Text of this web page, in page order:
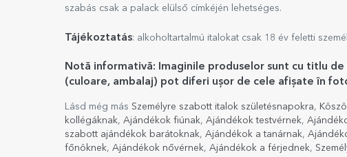
szabás csak a palack elülső címkéjén lehetséges.
Tájékoztatás: alkoholtartalmú italokat csak 18 év feletti
Notă informativă: Imaginile produselor sunt cu titlu
(culoare, ambalaj) pot diferi ușor de cele afișate în
Lásd még más Személyre szabott italok születésnapokra,
kollégáknak, Ajándékok fiúnak, Ajándékok testvérnek,
szabott ajándékok barátoknak, Ajándékok a tanárnak,
főnöknek, Ajándékok nővérnek, Ajándékok a férjednek,